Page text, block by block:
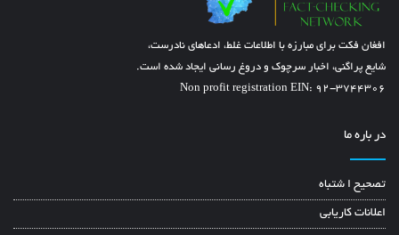
افغان فکت برای مبارزه با اطلاعات غلط، ادعاهای نادرست،
شایع پراگنی، اخبار سرچوک و دروغ رسانی ایجاد شده است.
Non profit registration EIN: 92-3744306
در باره ما
تصحیح ا شتباه
اعلانات کاریابی